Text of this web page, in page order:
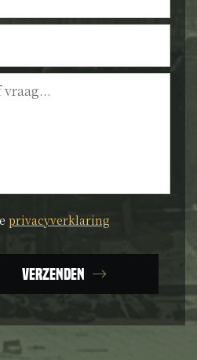
privacyverklaring
Verzenden